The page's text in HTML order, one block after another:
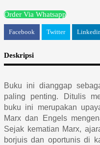
Order Via Whatsapp
Facebook Twitter
Deskripsi
Buku ini dianggap
paling penting. Ditulis
buku ini merupakan
Marx dan Engels
Sejak kematian Marx,
borjuis dan oportunis di